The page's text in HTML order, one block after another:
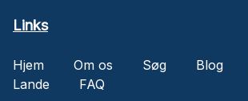
Links
Hjem Om os Søg Blog
Lande
FAQ